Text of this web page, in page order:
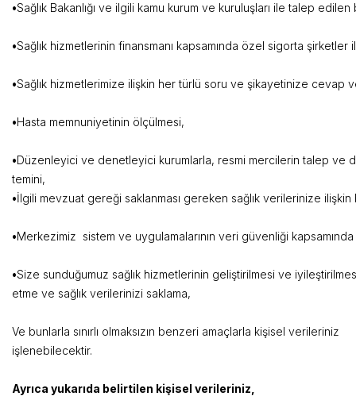
•Sağlık Bakanlığı ve ilgili kamu kurum ve
•Sağlık hizmetlerinin finansmanı kapsamında özel
•Sağlık hizmetlerimize ilişkin her türlü soru
•Hasta
•Düzenleyici ve denetleyici kurumlarla, resmi mercilerin talep ve
temini,
•İlgili mevzuat gereği saklanması gereken sağlık
•Merkezimiz sistem ve uygulamalarının veri güvenliği
•Size sunduğumuz sağlık hizmetlerinin geliştirilmesi ve iyileştirilmesi
etme ve sağlık
Ve bunlarla sınırlı olmaksızın benzeri amaçlarla kişisel verileriniz
işlenebilecektir.
Ayrıca yukarıda belirtilen kişisel verileriniz,